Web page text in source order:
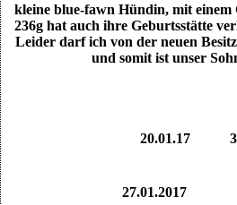
kleine blue-fawn Hündin, mit einem
236g hat auch ihre Geburtsstätte
Leider darf ich von der neuen
und somit ist unser
20.01.17
27.01.2017